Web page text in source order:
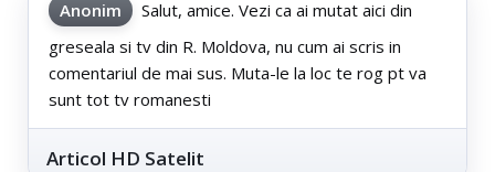
Anonim
Salut, amice. Vezi ca ai mutat aici din
greseala si tv din R. Moldova, nu cum ai scris in
comentariul de mai sus. Muta-le la loc te rog pt va
sunt tot tv romanesti
Articol HD Satelit